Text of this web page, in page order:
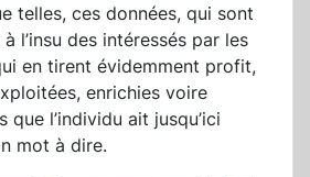
telles, ces données, qui sont
l’insu des intéressés par les
en tirent évidemment profit,
enrichies voire
que l’individu ait jusqu’ici
mot à dire.